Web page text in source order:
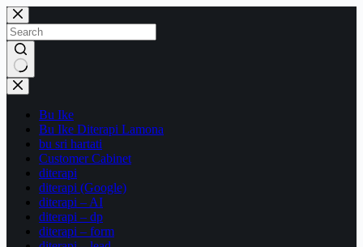
Skip
to
content
No
results
Bu Ike
Bu Ike Diterapi Lamona
bu sri hartati
Customer Cabinet
diterapi
diterapi (Google)
diterapi – AI
diterapi – dp
diterapi – form